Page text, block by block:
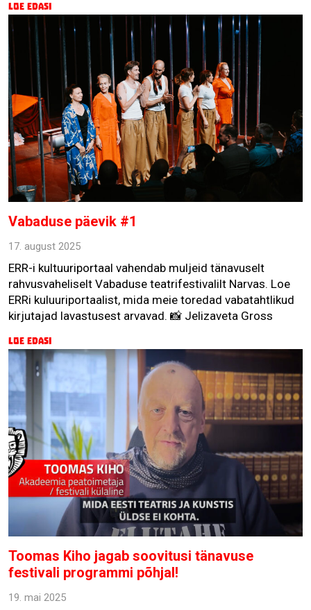
Loe edasi
Vabaduse päevik #1
17. august 2025
ERR-i kultuuriportaal vahendab muljeid tänavuselt
rahvusvaheliselt Vabaduse teatrifestivalilt Narvas. Loe
ERRi kuluuriportaalist, mida meie toredad vabatahtlikud
kirjutajad lavastusest arvavad. 📸 Jelizaveta Gross
Loe edasi
Toomas Kiho jagab soovitusi tänavuse
festivali programmi põhjal!
19. mai 2025